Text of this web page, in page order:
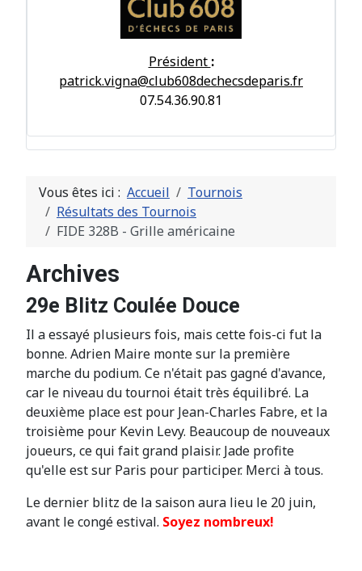
Président :
patrick.vigna@club608dechecsdeparis.fr
07.54.36.90.81
Vous êtes ici : Accueil
Tournois
Résultats des Tournois
FIDE 328B - Grille américaine
Archives
29e Blitz Coulée Douce
Il a essayé plusieurs fois, mais cette fois-ci fut la
bonne. Adrien Maire monte sur la première
marche du podium. Ce n'était pas gagné d'avance,
car le niveau du tournoi était très équilibré. La
deuxième place est pour Jean-Charles Fabre, et la
troisième pour Kevin Levy. Beaucoup de nouveaux
joueurs, ce qui fait grand plaisir. Jade profite
qu'elle est sur Paris pour participer. Merci à tous.
Le dernier blitz de la saison aura lieu le 20 juin,
avant le congé estival. Soyez nombreux!